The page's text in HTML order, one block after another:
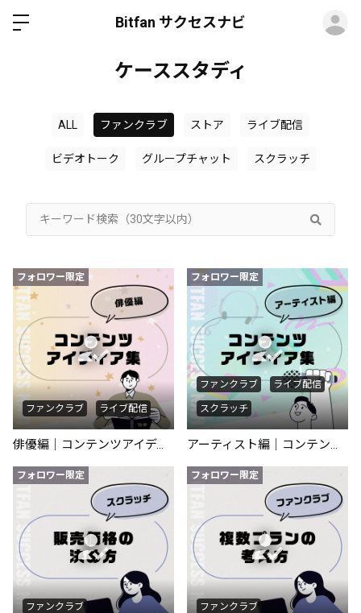
Bitfan サクセスナビ
ケーススタディ
ALL ファンクラブ ストア ライブ配信
ビデオトーク グループチャット スクラッチ
フォロワー限定
ファンクラブ ライブ配信
俳優編｜コンテンツアイディア集
フォロワー限定
ファンクラブ ライブ配信
スクラッチ
アーティスト編｜コンテンツアイディア集
フォロワー限定
ファンクラブ
フォロワー限定
ファンクラブ